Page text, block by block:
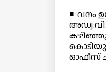
◾ വനം
ഓഫീസ്